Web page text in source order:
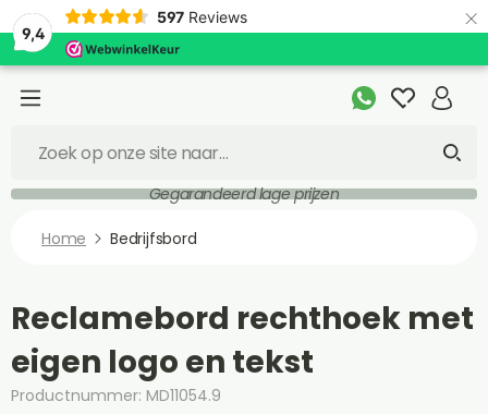
9,4
597 Reviews ×
Gegarandeerd lage prijzen
Home Bedrijfsbord
Reclamebord rechthoek met
eigen logo en tekst
Productnummer: MD11054.9